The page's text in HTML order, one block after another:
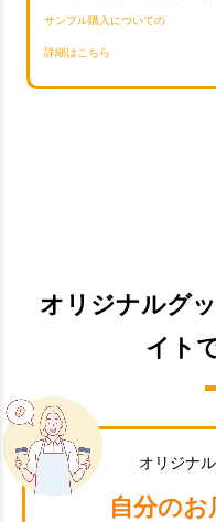
サンプル購入についての
詳細はこちら
オリジナルグ
イト
オリジナ
自分の